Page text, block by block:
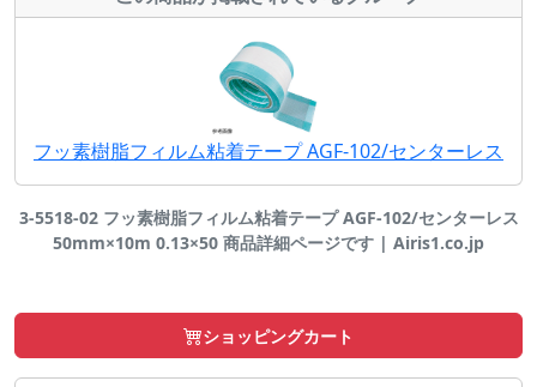
フッ素樹脂フィルム粘着テープ AGF-102/センターレス
3-5518-02 フッ素樹脂フィルム粘着テープ AGF-102/センターレス
50mm×10m 0.13×50 商品詳細ページです | Airis1.co.jp
ショッピングカート